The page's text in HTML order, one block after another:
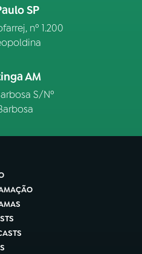
SP
nº 1.200
AM
S/Nº